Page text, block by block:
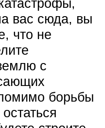
вас сюда, вы
что не
с
борьбы